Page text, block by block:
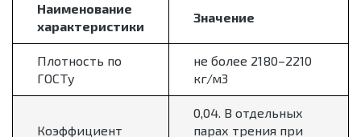
Наименование
характеристики
Значение
Плотность по
ГОСТу
не более 2180–2210
кг/м3
Коэффициент
0,04. В отдельных
парах трения при